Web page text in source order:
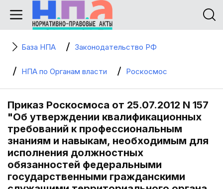
База НПА Законодательство РФ
НПА по Органам власти Роскосмос
Приказ Роскосмоса от 25.07.2012 N 157
"Об утверждении квалификационных
требований к профессиональным
знаниям и навыкам, необходимым для
исполнения должностных
обязанностей федеральными
государственными гражданскими